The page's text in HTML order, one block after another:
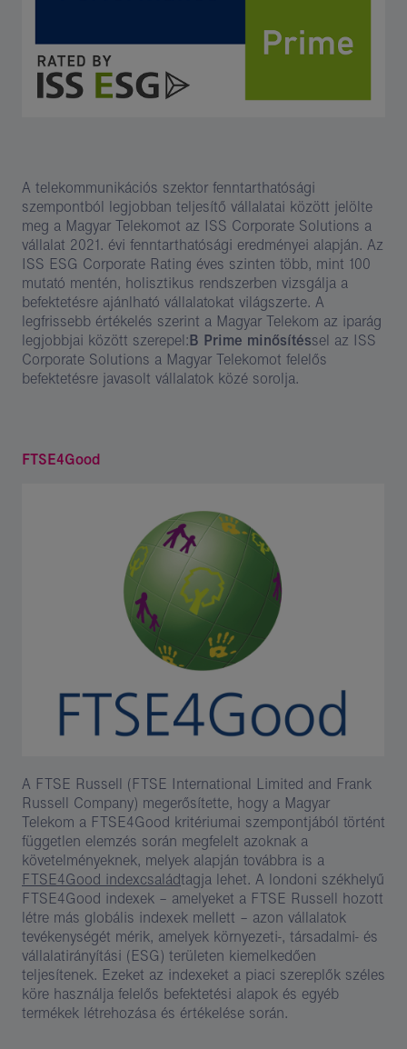
A telekommunikációs szektor fenntarthatósági
szempontból legjobban teljesítő vállalatai között jelölte
meg a Magyar Telekomot az ISS Corporate Solutions a
vállalat 2021. évi fenntarthatósági eredményei alapján. Az
ISS ESG Corporate Rating éves szinten több, mint 100
mutató mentén, holisztikus rendszerben vizsgálja a
befektetésre ajánlható vállalatokat világszerte. A
legfrissebb értékelés szerint a Magyar Telekom az iparág
legjobbjai között szerepel:B Prime minősítéssel az ISS
Corporate Solutions a Magyar Telekomot felelős
befektetésre javasolt vállalatok közé sorolja.
FTSE4Good
A FTSE Russell (FTSE International Limited and Frank
Russell Company) megerősítette, hogy a Magyar
Telekom a FTSE4Good kritériumai szempontjából történt
független elemzés során megfelelt azoknak a
követelményeknek, melyek alapján továbbra is a
FTSE4Good indexcsaládtagja lehet. A londoni székhelyű
FTSE4Good indexek – amelyeket a FTSE Russell hozott
létre más globális indexek mellett – azon vállalatok
tevékenységét mérik, amelyek környezeti-, társadalmi- és
vállalatirányítási (ESG) területen kiemelkedően
teljesítenek. Ezeket az indexeket a piaci szereplők széles
köre használja felelős befektetési alapok és egyéb
termékek létrehozása és értékelése során.